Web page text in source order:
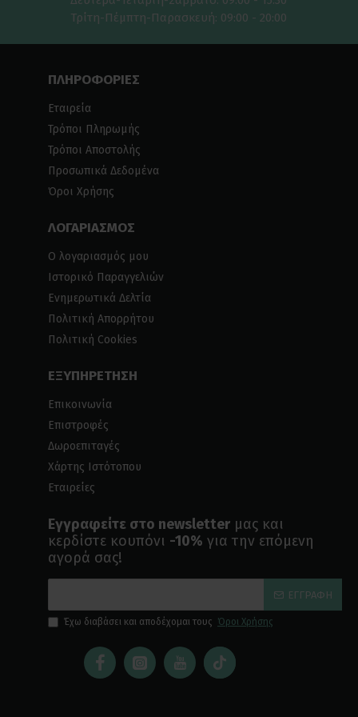
Τρίτη-Πέμπτη-Παρασκευή: 09:00 - 20:00
ΠΛΗΡΟΦΟΡΙΕΣ
Εταιρεία
Τρόποι Πληρωμής
Τρόποι Αποστολής
Προσωπικά Δεδομένα
Όροι Χρήσης
ΛΟΓΑΡΙΑΣΜΟΣ
Ο λογαριασμός μου
Ιστορικό Παραγγελιών
Ενημερωτικά Δελτία
Πολιτική Απορρήτου
Πολιτική Cookies
ΕΞΥΠΗΡΕΤΗΣΗ
Επικοινωνία
Επιστροφές
Δωροεπιταγές
Χάρτης Ιστότοπου
Εταιρείες
Εγγραφείτε στο newsletter μας και
κερδίστε κουπόνι -10% για την επόμενη
αγορά σας!
ΕΓΓΡΑΦΉ
Έχω διαβάσει και αποδέχομαι τους Όροι Χρήσης